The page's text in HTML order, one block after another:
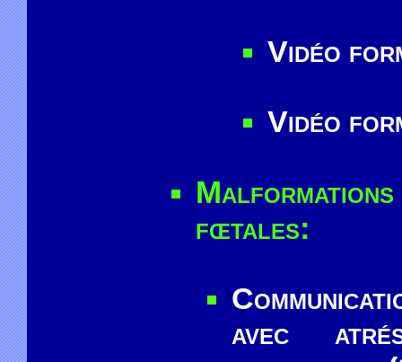
Vidéo
Vidéo
fœtales:
avec